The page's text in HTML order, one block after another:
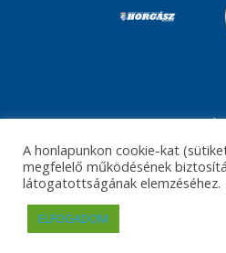
Impresszum
©The Fishing and
A honlapunkon cookie-kat
megfelelő működésének
látogatottságának elemzéséhez.
ELFOGADOM